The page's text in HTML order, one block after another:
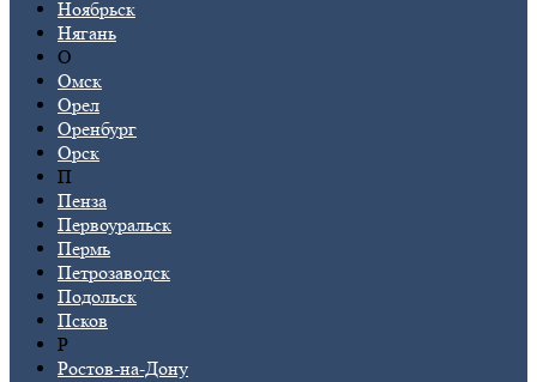
Ноябрьск
Нягань
О
Омск
Орел
Оренбург
Орск
П
Пенза
Первоуральск
Пермь
Петрозаводск
Подольск
Псков
Р
Ростов-на-Дону